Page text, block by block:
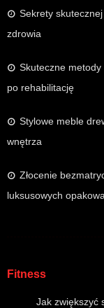
Sekrety
zdrowia
Skuteczne
po rehabilitację
Stylowe meble
wnętrza
Złocenie
luksusowych
Fitness
Jak zwiększyć